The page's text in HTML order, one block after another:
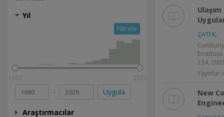
Yıl
Filtrele
1980 2026
- Uygula
Araştırmacılar
ÇATI K.
134,
Yayınlar
New